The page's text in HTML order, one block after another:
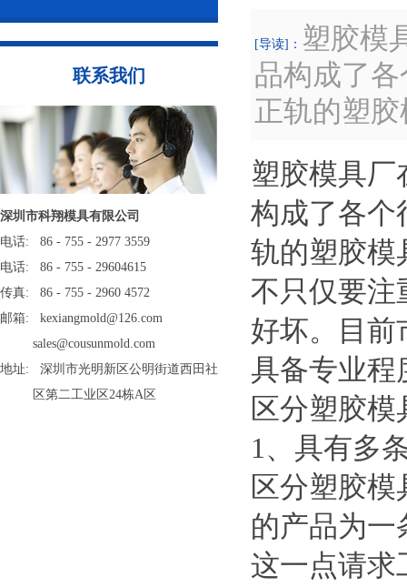
联系我们
深圳市科翔模具有限公司
电话: 86 - 755 - 2977 3559
电话: 86 - 755 - 29604615
传真: 86 - 755 - 2960 4572
邮箱: kexiangmold@126.com
sales@cousunmold.com
地址: 深圳市光明新区公明街道西田社
区第二工业区24栋A区
[导读]： 塑胶模
品构成了
正轨的塑
塑胶模具厂
构成了各个
轨的塑胶模
不只仅要注
好坏。目前
具备专业程
区分塑胶
1、具有多
区分塑胶模
的产品为一
这一点请求